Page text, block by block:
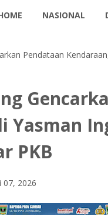
NASIONAL
Pendataan
Yasman
PKB
07, 2026